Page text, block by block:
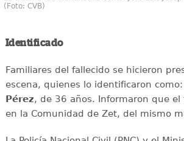
(Foto: CVB)
Identificado
Familiares del fallecido se hicieron
escena, quienes lo identificaron como:
Pérez, de 36 años. Informaron que el
en la Comunidad de Zet, del mismo